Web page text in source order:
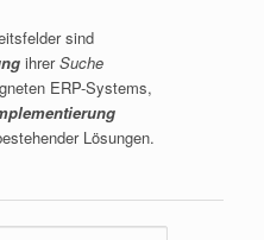
sind
ihrerSuche
ERP-Systems,
Lösungen.